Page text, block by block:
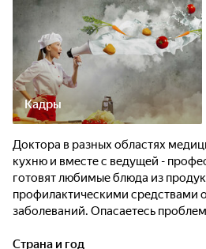
Кадры
Доктора в разных областях
кухню и вместе с ведущей -
готовят любимые блюда из
профилактическими средствами
заболеваний. Опасаетесь
полезного можно приготовить на
Страна и год